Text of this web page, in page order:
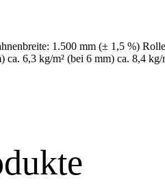
1.500 mm (± 1,5 %)
ca. 6,3 kg/m² (bei 6 mm) ca. 8,4 kg/